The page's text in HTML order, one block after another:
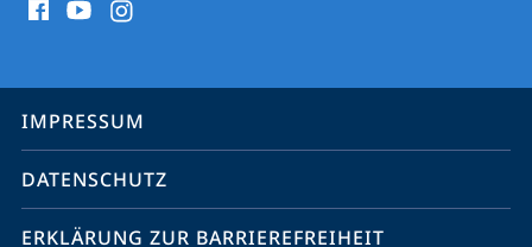
Media
Service-
Navigation
IMPRESSUM
DATENSCHUTZ
ERKLÄRUNG ZUR BARRIEREFREIHEIT